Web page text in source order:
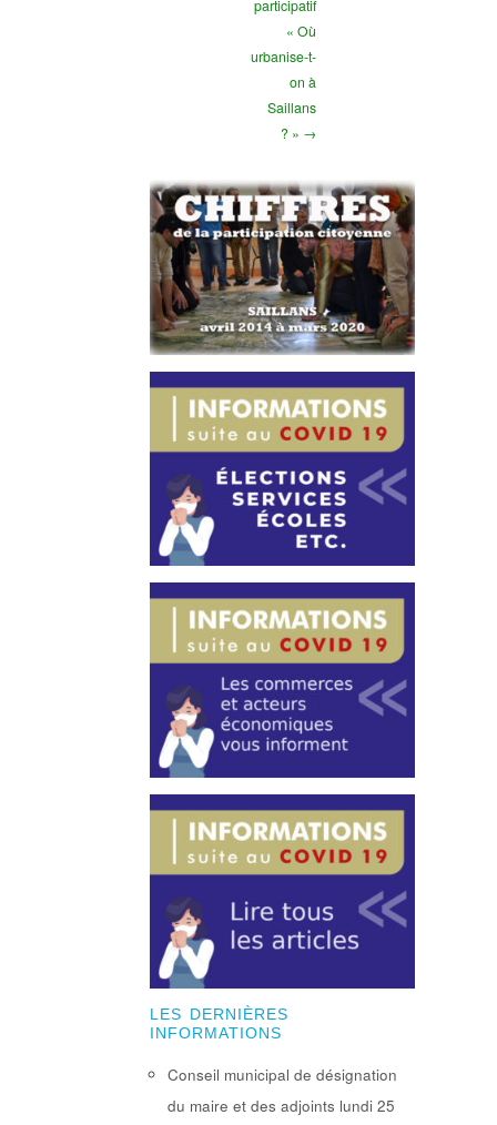
participatif
« Où
urbanise-t-
on à
Saillans
? » →
LES DERNIÈRES
INFORMATIONS
Conseil municipal de désignation
du maire et des adjoints lundi 25